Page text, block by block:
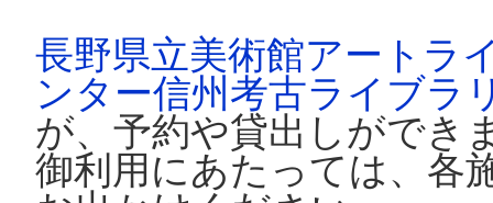
長野県立美術館アートラ
ンター信州考古ライブラ
が、予約や貸出しができ
御利用にあたっては、各